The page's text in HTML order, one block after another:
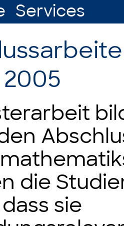
Services
die
sie